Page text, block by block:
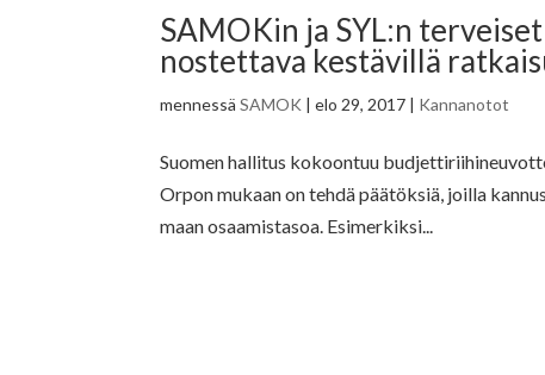
SAMOKin ja SYL:n
nostettava kestävillä
mennessäSAMOK |elo 29, 2017 | Kannanotot
Suomen hallitus kokoontuu
Orpon mukaan on tehdä päätöksiä, joilla
maan osaamistasoa. Esimerkiksi...